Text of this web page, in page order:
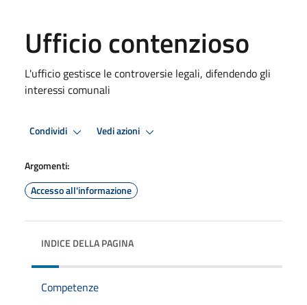
Ufficio contenzioso
L'ufficio gestisce le controversie legali, difendendo gli
interessi comunali
Condividi Vedi azioni
Argomenti:
Accesso all'informazione
INDICE DELLA PAGINA
Competenze